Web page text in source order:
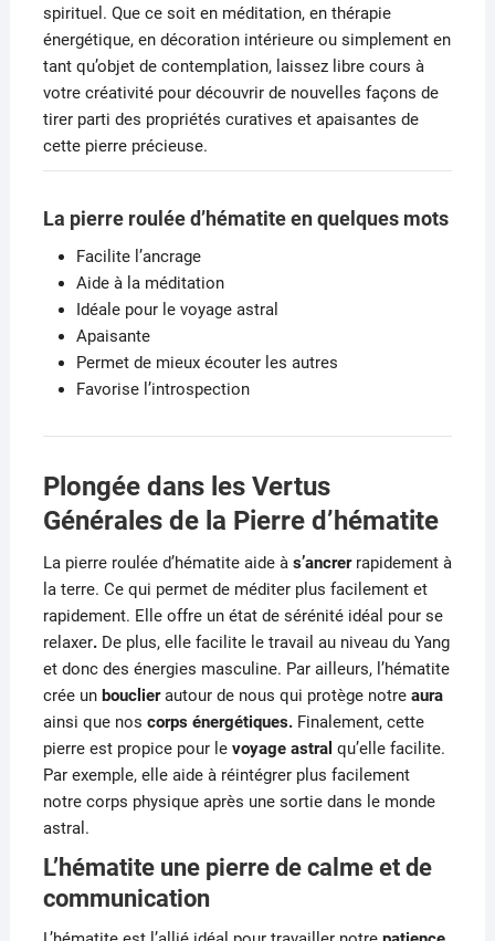
spirituel. Que ce soit en méditation, en thérapie
énergétique, en décoration intérieure ou simplement en
tant qu’objet de contemplation, laissez libre cours à
votre créativité pour découvrir de nouvelles façons de
tirer parti des propriétés curatives et apaisantes de
cette pierre précieuse.
La pierre roulée d’hématite en quelques mots
Facilite l’ancrage
Aide à la méditation
Idéale pour le voyage astral
Apaisante
Permet de mieux écouter les autres
Favorise l’introspection
Plongée dans les Vertus
Générales de la Pierre d’hématite
La pierre roulée d’hématite aide à s’ancrerrapidement à
la terre. Ce qui permet de méditer plus facilement et
rapidement. Elle offre un état de sérénité idéal pour se
relaxer.De plus, elle facilite le travail au niveau du Yang
et donc des énergies masculine. Par ailleurs, l’hématite
crée un bouclierautour de nous qui protège notre aura
ainsi que nos corps énergétiques.Finalement, cette
pierre est propice pour le voyage astral qu’elle facilite.
Par exemple, elle aide à réintégrer plus facilement
notre corps physique après une sortie dans le monde
astral.
L’hématite une pierre de calme et de
communication